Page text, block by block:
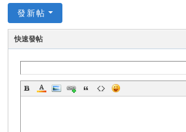
發新帖
快速發帖